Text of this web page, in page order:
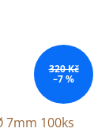
320 Kč
–7 %
7mm 100ks